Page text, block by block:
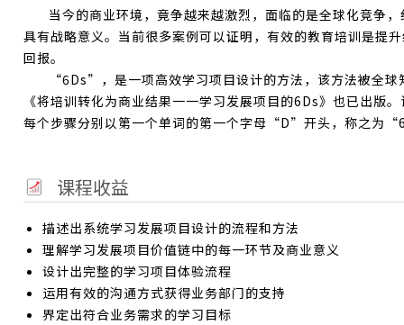
当今的商业环境，竟争越来越激烈，面临的是全球化竞争
具有战略意义。当前很多案例可以证明，有效的教育培训是提
回报。
“6Ds”，是一项高效学习项目设计的方法，该方法被全
《将培训转化为商业结果一一学习发展项目的6Ds》也已出版
每个步骤分别以第一个单词的第一个字母“D”开头，称之为
课程收益
描述出系统学习发展项目设计的流程和方法
理解学习发展项目价值链中的每一环节及商业意义
设计出完整的学习项目体验流程
运用有效的沟通方式获得业务部门的支持
界定出符合业务需求的学习目标